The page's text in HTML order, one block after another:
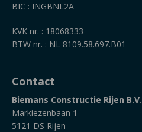
BIC : INGBNL2A
KVK nr. : 18068333
BTW nr. : NL 8109.58.697.B01
Contact
Biemans Constructie Rijen B.V.
Markiezenbaan 1
5121 DS Rijen